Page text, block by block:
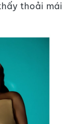
thoải mái